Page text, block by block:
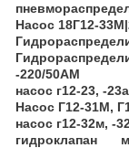
Насос 18Г12-
-220/50AM
насос г12-23, -
Насос Г12-31М,
насос г12-32м, -
гидроклапан